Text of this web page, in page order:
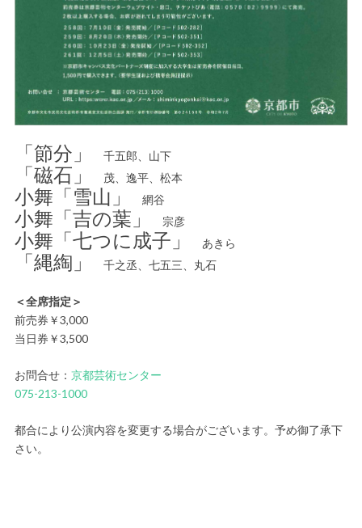
「節分」 千五郎、山下
「磁石」 茂、逸平、松本
小舞「雪山」 網谷
小舞「吉の葉」 宗彦
小舞「七つに成子」 あきら
「縄綯」 千之丞、七五三、丸石
＜全席指定＞
前売券￥3,000
当日券￥3,500
お問合せ： 京都芸術センター
075-213-1000
都合により公演内容を変更する場合がございます。予め御了承下
さい。